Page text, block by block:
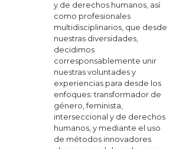
y de derechos humanos, así
como profesionales
multidisciplinarios, que desde
nuestras diversidades,
decidimos
corresponsablemente unir
nuestras voluntades y
experiencias para desde los
enfoques: transformador de
género, feminista,
interseccional y de derechos
humanos, y mediante el uso
de métodos innovadores